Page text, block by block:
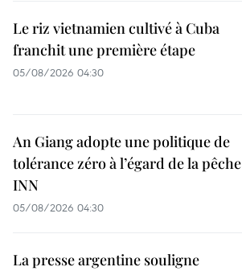
Le riz vietnamien cultivé à Cuba
franchit une première étape
05/08/2026 04:30
An Giang adopte une politique de
tolérance zéro à l’égard de la pêche
INN
05/08/2026 04:30
La presse argentine souligne